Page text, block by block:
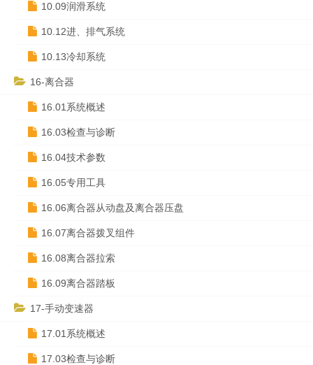
10.09润滑系统
10.12进、排气系统
10.13冷却系统
16-离合器
16.01系统概述
16.03检查与诊断
16.04技术参数
16.05专用工具
16.06离合器从动盘及离合器压盘
16.07离合器拨叉组件
16.08离合器拉索
16.09离合器踏板
17-手动变速器
17.01系统概述
17.03检查与诊断